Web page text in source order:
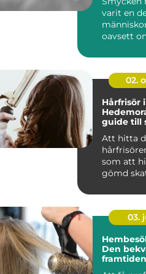
varit en
oavsett
silve...
02.
Hårfrisör i
guide till
Att hitta
som att
gömd
03.
Den